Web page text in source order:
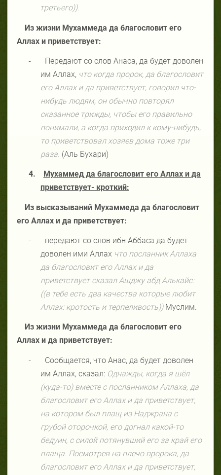
третьего)).
Из жизни Мухаммеда да благословит его
Аллах и приветствует:
-
Передают со слов Анаса, да будет доволен
им Аллах, что когда пророк, да благословит
его Аллах и да приветствует, говорил что-
нибудь людям, он обычно повторял
сказанное трижды, чтобы его правильно
понимали, а когда приходил к кому-нибудь,
то приветствовал хозяев дома тоже три
раза. (Аль Бухари)
4.
Мухаммед да благословит его Аллах и да
приветствует- кроткий:
Из высказываний Мухаммеда да благословит
его Аллах и да приветствует:
-
передают со слов ибн Аббаса да будет
доволен ими Аллах что посланник Аллаха
да благословит его Аллах и да
приветствует сказал Ашджу абд Алькайс:
((в тебе есть два качества которые любит
Аллах: кротость и терпеливость))Муслим.
Из жизни Мухаммеда да благословит его
Аллах и да приветствует:
-
Сообщается, что Анас, да будет доволен
им Аллах, сказал: Однажды, когда я шёл
(куда-то) вместе с посланником Аллаха, да
благословит его Аллах и да приветствует,
на котором был плащ из Наджрана с
грубой оторочкой, его догнал какой-то
бедуин, с силой потянувший его за край его
плаща. Посмотрев на плечо пророка, да
благословит его Аллах и да приветствует,